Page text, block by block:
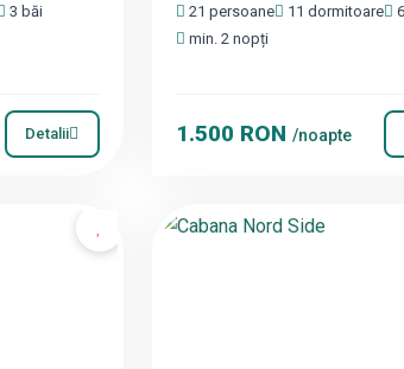
3 băi
Detalii
21 persoane 11 dormitoare
min. 2 nopți
1.500 RON /noapte